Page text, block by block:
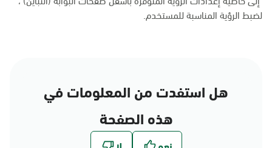
لضبط الرؤية المناسبة للمستخدم.
هل استفدت من المعلومات في
هذه الصفحة